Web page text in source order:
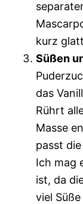
kurz
Süßen
das
Rührt
Masse
passt
Ich mag
ist, da
viel